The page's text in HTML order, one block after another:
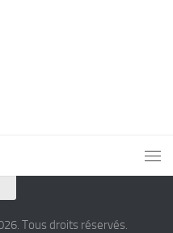
Tous droits réservés.